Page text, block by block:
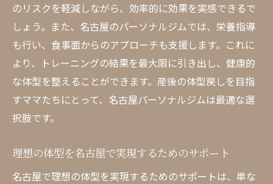
のリスクを軽減しながら、効率的に効果を実感できるで
しょう。また、名古屋のパーソナルジムでは、栄養指導
も行い、食事面からのアプローチも支援します。これに
より、トレーニングの結果を最大限に引き出し、健康的
な体型を整えることができます。産後の体型戻しを目指
すママたちにとって、名古屋パーソナルジムは最適な選
択肢です。
理想の体型を名古屋で実現するためのサポート
名古屋で理想の体型を実現するためのサポートは、単な